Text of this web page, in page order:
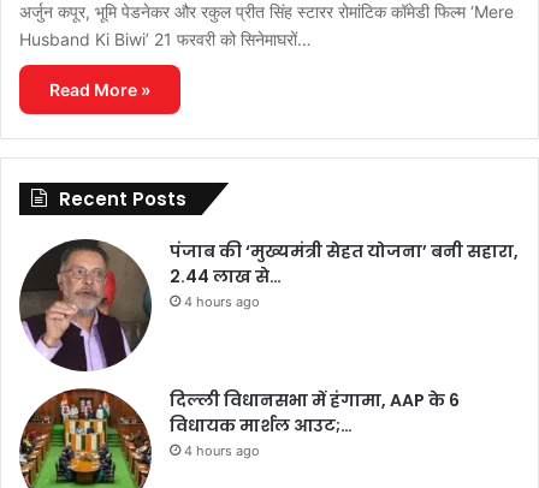
अर्जुन कपूर, भूमि पेडनेकर और रकुल प्रीत सिंह स्टारर रोमांटिक कॉमेडी फिल्म ‘Mere
Husband Ki Biwi’ 21 फरवरी को सिनेमाघरों…
Read More »
Recent Posts
पंजाब की ‘मुख्यमंत्री सेहत योजना’ बनी सहारा,
2.44 लाख से…
4 hours ago
दिल्ली विधानसभा में हंगामा, AAP के 6
विधायक मार्शल आउट;…
4 hours ago